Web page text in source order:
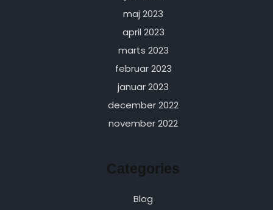
maj 2023
april 2023
marts 2023
februar 2023
januar 2023
december 2022
november 2022
Categories
Blog